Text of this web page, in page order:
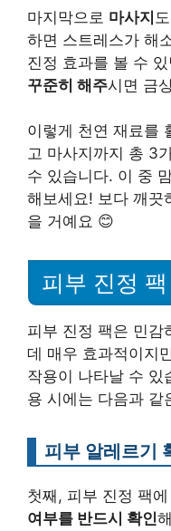
마지막으로 마사지
하면 스트레스가 해
진정 효과를 볼 수
꾸준히 해주시면 금
이렇게 천연 재료를
고 마사지까지 총 3
수 있습니다. 이 중
해보세요! 보다 깨끗
을 거예요 😊
피부 진정
피부 진정 팩은 민감
데 매우 효과적이지
작용이 나타날 수 있
용 시에는 다음과 같
피부 알레르기
첫째, 피부 진정 팩
여부를 반드시 확인